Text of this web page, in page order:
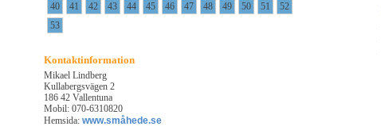
40
41 42 43 44 45 46 47 48 49 50 51
52
53
Kontaktinformation
Mikael Lindberg
Kullabergsvägen 2
186 42 Vallentuna
Mobil: 070-6310820
Hemsida: www.småhede.se